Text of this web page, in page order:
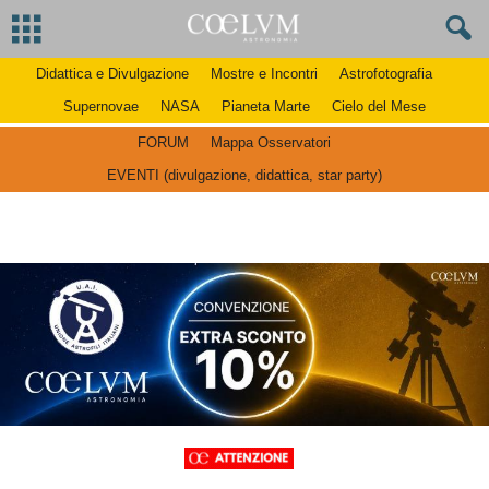
Didattica e Divulgazione Mostre e Incontri
Astrofotografia
Supernovae
NASA Pianeta Marte Cielo del Mese
FORUM
Mappa Osservatori
EVENTI (divulgazione, didattica, star party)